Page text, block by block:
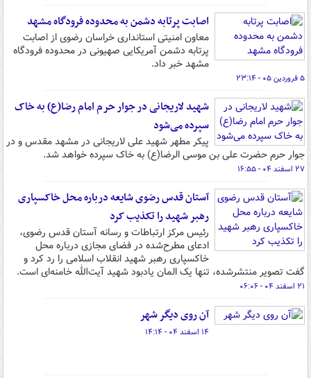
اصابت پرتابه دشمن به محدوده‌ فرودگاه مشهد
معاون امنیتی استانداری خراسان رضوی از اصابت
پرتابه دشمن آمریکایی صهیونی در محدوده‌ فرودگاه
مشهد خبر داد.
۵ فروردین ۰۵ - ۲۳:۱۴
شهید لاریجانی در جوار حرم امام رضا(ع) به خاک
سپرده می‌شود
پیکر مطهر شهید علی لاریجانی در مشهد مقدس و در
جوار حرم حضرت علی بن موسی الرضا(ع) به خاک سپرده خواهد شد.
۲۷ اسفند ۰۴ - ۱۶:۵۵
آستان قدس رضوی شایعه درباره محل خاکسپاری
رهبر شهید را تکذیب کرد
رئیس مرکز ارتباطات و رسانه آستان قدس رضوی،
ادعای مطرح‌شده در فضای مجازی درباره محل
خاکسپاری رهبر شهید انقلاب اسلامی را رد کرد و
گفت تصویر منتشرشده، تنها یک المان یادبود شهید آیت‌الله خامنه‌ای است.
۲۱ اسفند ۰۴ - ۰۶:۰۶
آن روی دیگر شهر
۱۴ اسفند ۰۴ - ۱۴:۱۴